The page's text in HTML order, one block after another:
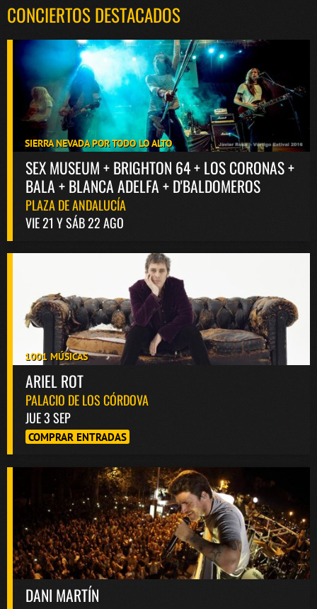
CONCIERTOS DESTACADOS
SIERRA NEVADA POR TODO LO ALTO
SEX MUSEUM + BRIGHTON 64 + LOS CORONAS +
BALA + BLANCA ADELFA + D'BALDOMEROS
PLAZA DE ANDALUCÍA
VIE 21 Y SÁB 22 AGO
1001 MÚSICAS
ARIEL ROT
PALACIO DE LOS CÓRDOVA
JUE 3 SEP
COMPRAR ENTRADAS
DANI MARTÍN